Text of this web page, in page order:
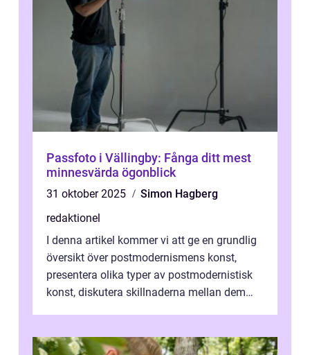
Passfoto i Vällingby: Fånga ditt mest
minnesvärda ögonblick
31 oktober 2025
Simon Hagberg
redaktionel
I denna artikel kommer vi att ge en grundlig
översikt över postmodernismens konst,
presentera olika typer av postmodernistisk
konst, diskutera skillnaderna mellan dem